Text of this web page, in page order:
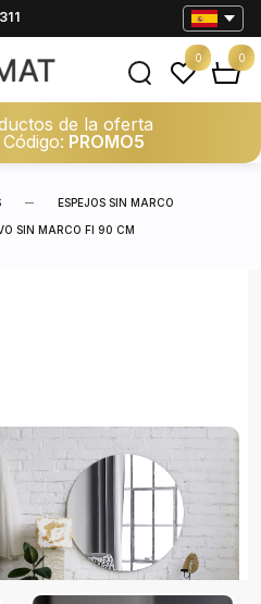
de la oferta
Código: PROMO5
0 0
ESPEJOS SIN MARCO
SIN MARCO FI 90 CM